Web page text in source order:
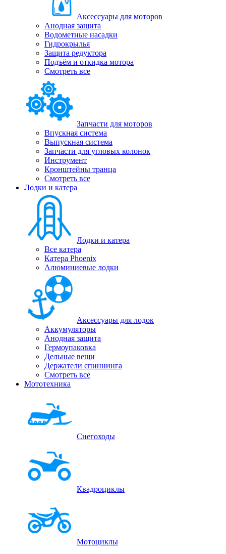
Аксессуары для моторов
Анодная защита
Водометные насадки
Гидрокрылья
Защита редуктора
Подъём и откидка мотора
Смотреть все
Запчасти для моторов
Впускная система
Выпускная система
Запчасти для угловых колонок
Инструмент
Кронштейны транца
Смотреть все
Лодки и катера
Лодки и катера
Все катера
Катера Phoenix
Алюминиевые лодки
Аксессуары для лодок
Аккумуляторы
Анодная защита
Гермоупаковка
Дельные вещи
Держатели спиннинга
Смотреть все
Мототехника
Снегоходы
Квадроциклы
Мотоциклы